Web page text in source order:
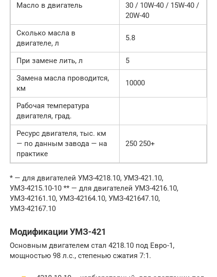
Масло в двигатель
30 / 10W-40 / 15W-40 /
20W-40
Сколько масла в
двигателе, л
5.8
При замене лить, л
5
Замена масла проводится,
км
10000
Рабочая температура
двигателя, град.
Ресурс двигателя, тыс. км
— по данным завода — на
практике
250 250+
* — для двигателей УМЗ-4218.10, УМЗ-421.10,
УМЗ-4215.10-10 ** — для двигателей УМЗ-4216.10,
УМЗ-42161.10, УМЗ-42164.10, УМЗ-421647.10,
УМЗ-42167.10
Модификации УМЗ-421
Основным двигателем стал 4218.10 под Евро-1,
мощностью 98 л.с., степенью сжатия 7:1.